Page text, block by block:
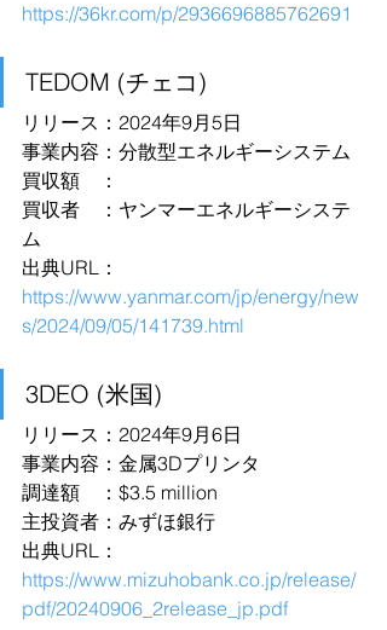
https://36kr.com/p/2936696885762691
TEDOM (チェコ)
リリース：2024年9月5日
事業内容：分散型エネルギーシステム
買収額　：
買収者　：ヤンマーエネルギーシステ
ム
出典URL：
https://www.yanmar.com/jp/energy/new
s/2024/09/05/141739.html
3DEO (米国)
リリース：2024年9月6日
事業内容：金属3Dプリンタ
調達額　：$3.5 million
主投資者：みずほ銀行
出典URL：
https://www.mizuhobank.co.jp/release/
pdf/20240906_2release_jp.pdf